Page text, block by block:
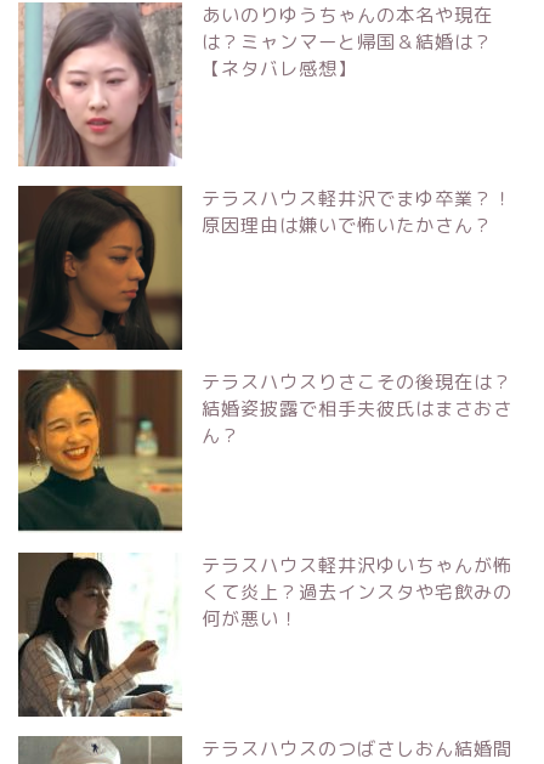
あいのりゆうちゃんの本名や現在
は？ミャンマーと帰国＆結婚は？
【ネタバレ感想】
テラスハウス軽井沢でまゆ卒業？！
原因理由は嫌いで怖いたかさん？
テラスハウスりさこその後現在は？
結婚姿披露で相手夫彼氏はまさおさ
ん？
テラスハウス軽井沢ゆいちゃんが怖
くて炎上？過去インスタや宅飲みの
何が悪い！
テラスハウスのつばさしおん結婚間